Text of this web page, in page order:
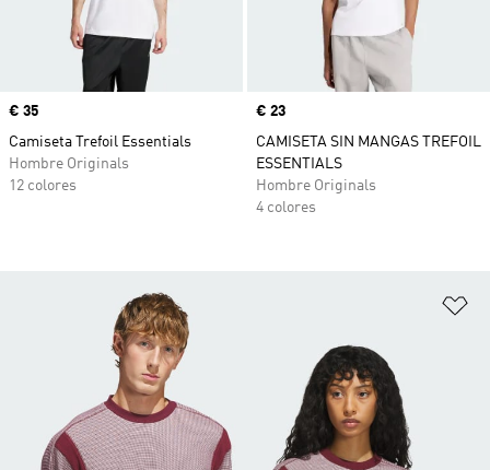
Precio
€ 35
Camiseta Trefoil Essentials
Hombre Originals
12 colores
Precio
€ 23
CAMISETA SIN MANGAS TREFOIL
ESSENTIALS
Hombre Originals
4 colores